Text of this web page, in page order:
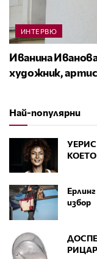
ИНТЕРВЮ
Иванина
художник,
Най-популярни
избор